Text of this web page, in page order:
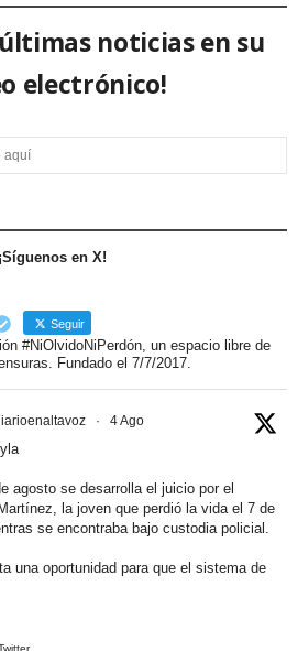
noticias en su
electrónico!
¡Síguenos en X!
Seguir
#NiOlvidoNiPerdón, un espacio libre de
Fundado el 7/7/2017.
· 4 Ago
agosto se desarrolla el juicio por el
la joven que perdió la vida el 7 de
se encontraba bajo custodia policial.
una oportunidad para que el sistema de